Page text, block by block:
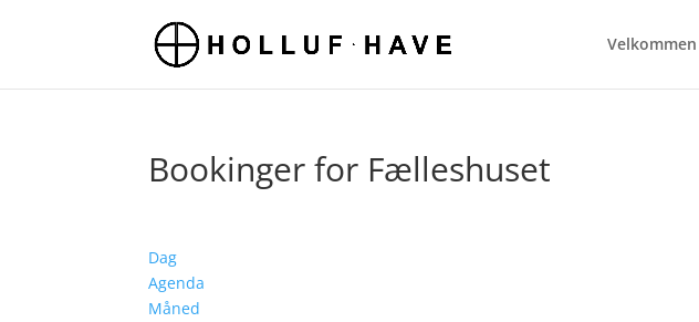
Velkommen
Bookinger for Fælleshuset
Dag
Agenda
Måned